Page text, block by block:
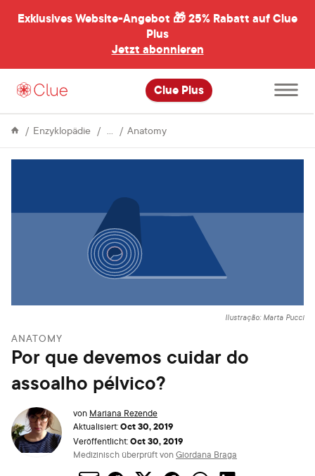
Exklusives Website-Angebot 🎁25% Rabatt auf Clue
Plus
Jetzt abonnieren
Clue Plus
öffnen
Enzyklopädie
Menstrual
AnatomyPor
Ilustração: Marta Pucci
ANATOMY
Por que devemos cuidar do
assoalho pélvico?
von Mariana Rezende
Aktualisiert:Oct 30, 2019
Veröffentlicht:Oct 30, 2019
Medizinisch überprüft vonGiordana Braga